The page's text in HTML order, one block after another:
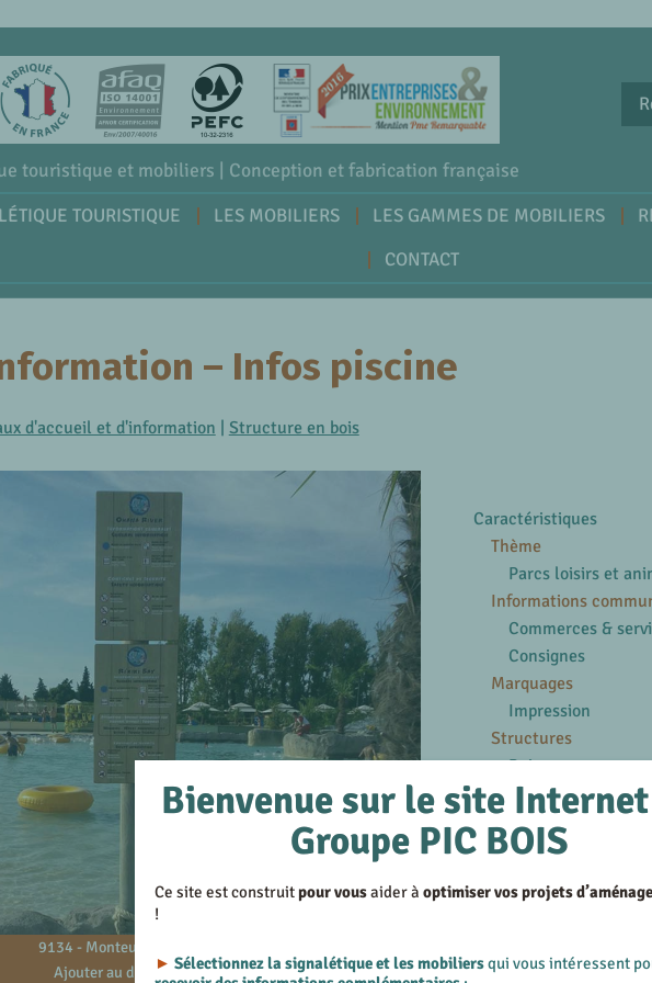
touristique et mobiliers | Conception et fabrication française
TOURISTIQUE LES MOBILIERS LES GAMMES DE MOBILIERS
CONTACT
– Infos piscine
d'accueil et d'information | Structure en bois
9134 - Monteux - 84
Ajouter au devis
Caractéristiques
Thème
Parcs loisirs et
Informations
Commerces &
Consignes
Marquages
Impression
Structures
Bois
En savoir plus
Voir les produits
Voir les réalisations
Bienvenue sur le site
Groupe PIC BOIS
Ce site est construitpour vousaider àoptimiser vos projets
!
► Sélectionnez la signalétique et les mobiliersqui vous intéressent